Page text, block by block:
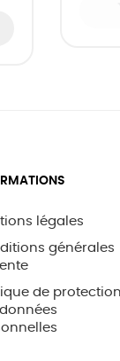
légales
générales
de protection